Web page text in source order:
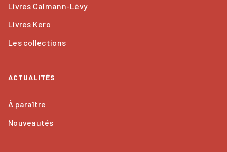
Livres Calmann-Lévy
Livres Kero
Les collections
ACTUALITÉS
À paraître
Nouveautés